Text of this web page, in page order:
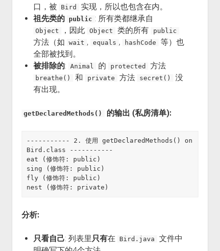
口，被
Bird
实现，所以也包含在内。
祖先类的 public : 所有类都继承自
Object ，因此 Object 类的所有 public
方法（如 wait , equals , hashCode
等）也
全部被找到。
被排除的: Animal 的 protected 方法
breathe() 和 private 方法 secret()
没
有出现。
getDeclaredMethods() 的输出 (私房清单):
----------- 2. 使用 getDeclaredMethods() on
Bird.class -----------
eat (修饰符: public)
sing (修饰符: public)
fly (修饰符: public)
分析:
只看自己: 列表里只有在 Bird.java
文件中